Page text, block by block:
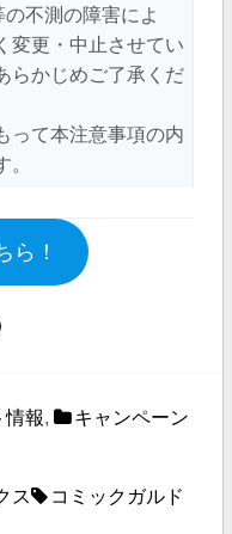
の不測の障害によ
変更・中止させてい
らかじめご了承くだ
って本注意事項の内
ら！
情報,
キャンペーン
ス
コミックガルド